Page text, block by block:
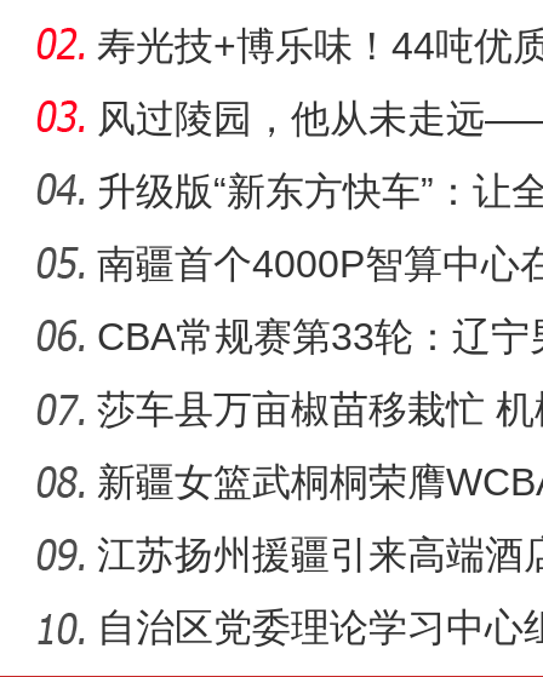
寿光技+博乐味！44吨优
哈萨克
风过陵园，他从未走远
墓人艾
升级版“新东方快车”：让
疆
南疆首个4000P智算中心
CBA常规赛第33轮：辽
胜新疆
莎车县万亩椒苗移栽忙
兴
新疆女篮武桐桐荣膺
江苏扬州援疆引来高端酒
自治区党委理论学习中心